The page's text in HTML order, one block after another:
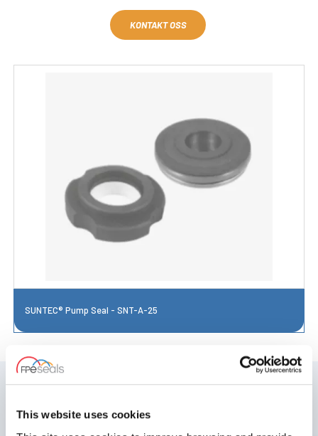
This website uses cookies
KONTAKT OSS
SUNTEC® Pump Seal - SNT-A-25
MELD DEG PÅ VÅRT NYHETSBREV
våre siste tilbud og nye produkter.